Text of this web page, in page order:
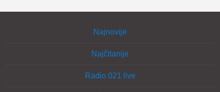
Najnovije
Najčitanije
Radio 021 live